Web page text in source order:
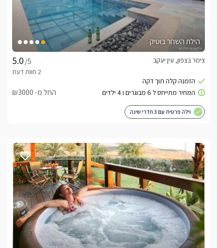
הילת השחר בוטיק
/5
צימר בצפון, עין יעקב
החל מ- ₪3000
וילה פרטית עם 3 חדרי שינה